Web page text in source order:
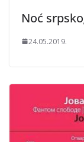
Noć
24.05.2019.